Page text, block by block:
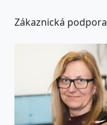
Zákaznická podpora